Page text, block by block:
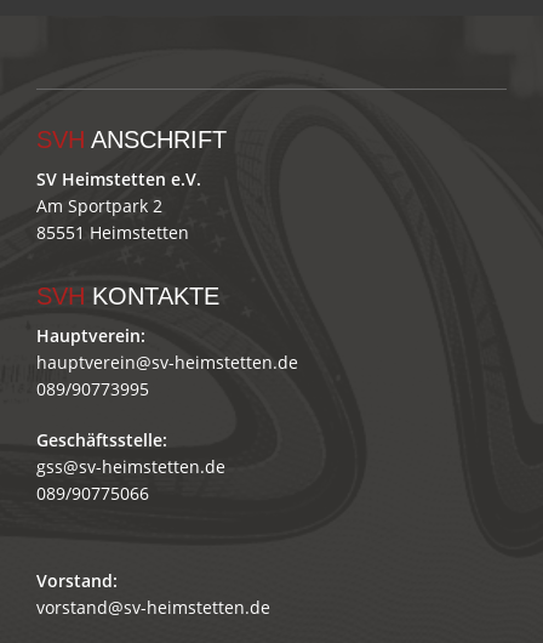
SVH ANSCHRIFT
SV Heimstetten e.V.
Am Sportpark 2
85551 Heimstetten
SVH KONTAKTE
Hauptverein:
hauptverein@sv-heimstetten.de
089/90773995
Geschäftsstelle:
gss@sv-heimstetten.de
089/90775066
Vorstand:
vorstand@sv-heimstetten.de